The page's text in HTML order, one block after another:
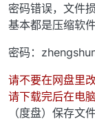
密码错误，文件
基本都是压缩软
密码：
请不要在网盘里
请下载完后在电
（度盘）保存文